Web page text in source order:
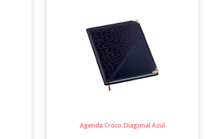
Agenda Croco Diagonal Azul